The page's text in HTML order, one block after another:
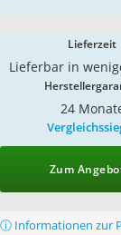
Lieferzeit
Lieferbar in
24
Zum
ⓘ Informationen zur